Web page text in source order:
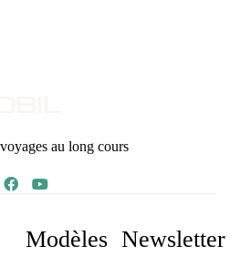
au long cours
Modèles Newsletter